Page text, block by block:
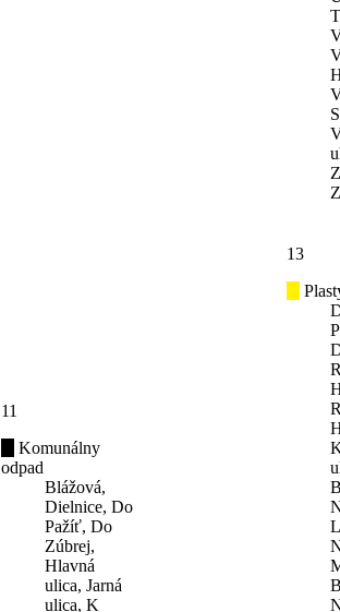
11
Komunálny
odpad
Blážová,
Dielnice, Do
Pažíť, Do
Zúbrej,
Hlavná
ulica, Jarná
ulica, K
13